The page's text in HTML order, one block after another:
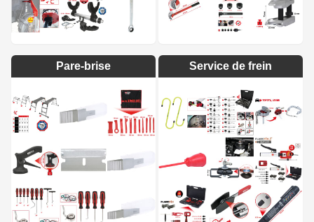
Pare-brise Service de frein